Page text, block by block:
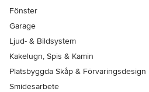
Fönster
Garage
Ljud- & Bildsystem
Kakelugn, Spis & Kamin
Platsbyggda Skåp & Förvaringsdesign
Smidesarbete